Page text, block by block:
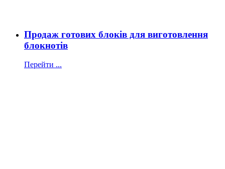
Продаж готових блоків для виготовлення
блокнотів
Перейти ...